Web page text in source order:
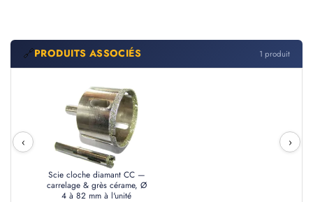
🔗PRODUITS ASSOCIÉS 1 produit
‹ ›
Scie cloche diamant CC —
carrelage & grès cérame, Ø
4 à 82 mm à l'unité